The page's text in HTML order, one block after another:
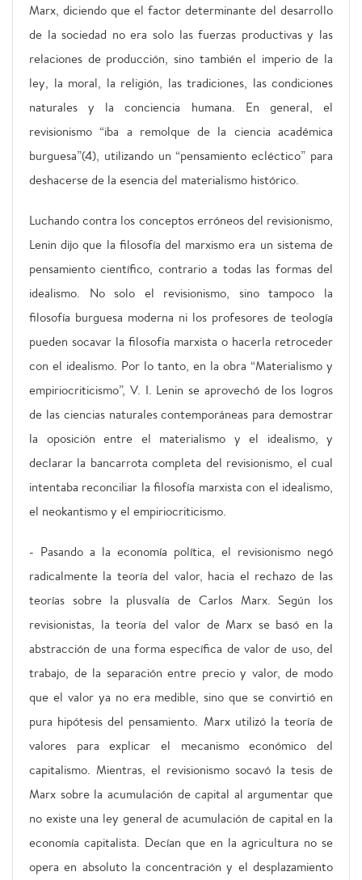
Marx, diciendo que el factor determinante del desarrollo
de la sociedad no era solo las fuerzas productivas y las
relaciones de producción, sino también el imperio de la
ley, la moral, la religión, las tradiciones, las condiciones
naturales y la conciencia humana. En general, el
revisionismo “iba a remolque de la ciencia académica
burguesa”(4), utilizando un “pensamiento ecléctico” para
deshacerse de la esencia del materialismo histórico.
Luchando contra los conceptos erróneos del revisionismo,
Lenin dijo que la filosofía del marxismo era un sistema de
pensamiento científico, contrario a todas las formas del
idealismo. No solo el revisionismo, sino tampoco la
filosofía burguesa moderna ni los profesores de teología
pueden socavar la filosofía marxista o hacerla retroceder
con el idealismo. Por lo tanto, en la obra “Materialismo y
empiriocriticismo”, V. I. Lenin se aprovechó de los logros
de las ciencias naturales contemporáneas para demostrar
la oposición entre el materialismo y el idealismo, y
declarar la bancarrota completa del revisionismo, el cual
intentaba reconciliar la filosofía marxista con el idealismo,
el neokantismo y el empiriocriticismo.
- Pasando a la economía política, el revisionismo negó
radicalmente la teoría del valor, hacia el rechazo de las
teorías sobre la plusvalía de Carlos Marx. Según los
revisionistas, la teoría del valor de Marx se basó en la
abstracción de una forma específica de valor de uso, del
trabajo, de la separación entre precio y valor, de modo
que el valor ya no era medible, sino que se convirtió en
pura hipótesis del pensamiento. Marx utilizó la teoría de
valores para explicar el mecanismo económico del
capitalismo. Mientras, el revisionismo socavó la tesis de
Marx sobre la acumulación de capital al argumentar que
no existe una ley general de acumulación de capital en la
economía capitalista. Decían que en la agricultura no se
opera en absoluto la concentración y el desplazamiento